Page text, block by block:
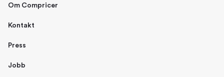
Om Compricer
Kontakt
Press
Jobb